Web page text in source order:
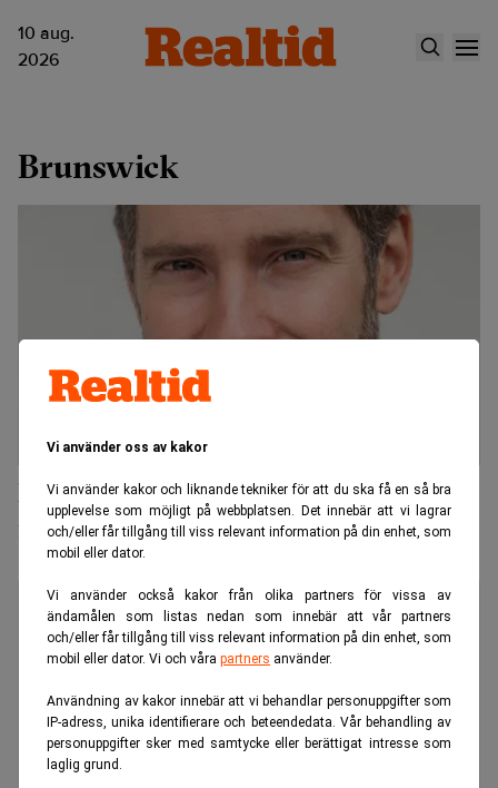
Vi använder oss av kakor
Vi använder kakor och liknande tekniker för att du ska få en så bra
upplevelse som möjligt på webbplatsen. Det innebär att vi lagrar
och/eller får tillgång till viss relevant information på din enhet, som
mobil eller dator.
Vi använder också kakor från olika partners för vissa av
ändamålen som listas nedan som innebär att vår partners
och/eller får tillgång till viss relevant information på din enhet, som
mobil eller dator. Vi och våra partners använder.
Användning av kakor innebär att vi behandlar personuppgifter som
IP-adress, unika identifierare och beteendedata. Vår behandling av
personuppgifter sker med samtycke eller berättigat intresse som
laglig grund.
10 aug.
2026
Brunswick
Brunswicks tredje
fastighetskreditfond en av de största i
sitt slag i Europa